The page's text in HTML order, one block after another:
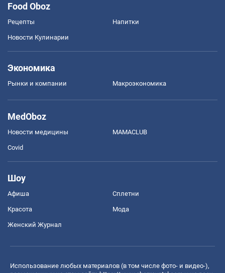
Food Oboz
Рецепты Напитки
Новости Кулинарии
Экономика
Рынки и компании Mакроэкономика
MedOboz
Новости медицины MAMACLUB
Covid
Шоу
Афиша Сплетни
Красота Мода
Женский Журнал
Использование любых материалов (в том числе фото- и видео-),